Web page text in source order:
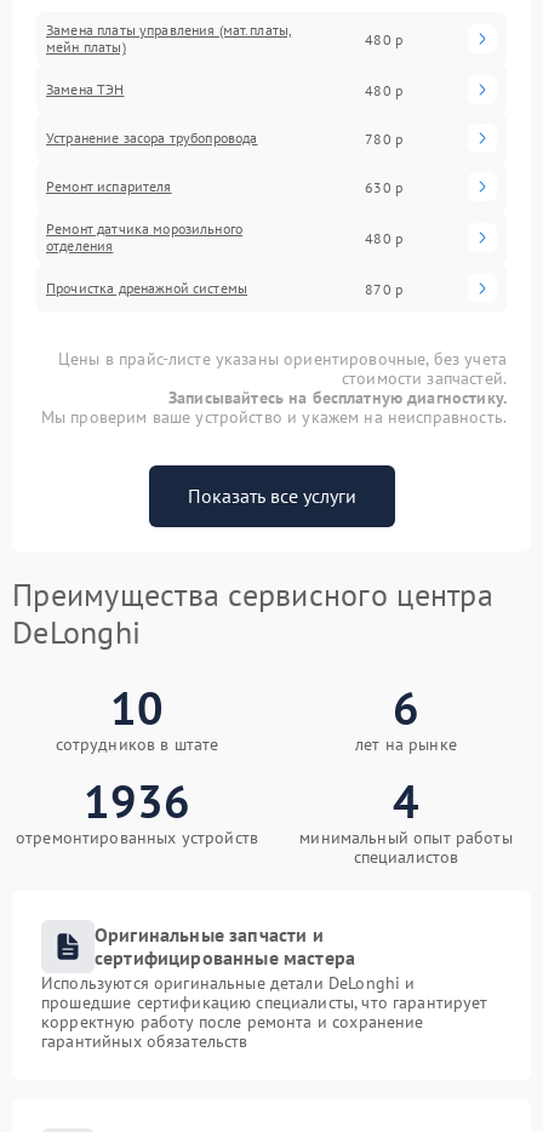
Замена платы управления (мат.платы,
мейн платы)
480 р
Замена ТЭН 480 р
Устранение засора трубопровода 780 р
Ремонт испарителя 630 р
Ремонт датчика морозильного
отделения
480 р
Прочистка дренажной системы 870 р
Цены в прайс-листе указаны ориентировочные, без учета
стоимости запчастей.
Записывайтесь на бесплатную диагностику.
Мы проверим ваше устройство и укажем на неисправность.
Показать все услуги
Преимущества сервисного центра
DeLonghi
10
сотрудников в штате
6
лет на рынке
1936
отремонтированных устройств
4
минимальный опыт работы
специалистов
Оригинальные запчасти и
сертифицированные мастера
Используются оригинальные детали DeLonghi и
прошедшие сертификацию специалисты, что гарантирует
корректную работу после ремонта и сохранение
гарантийных обязательств